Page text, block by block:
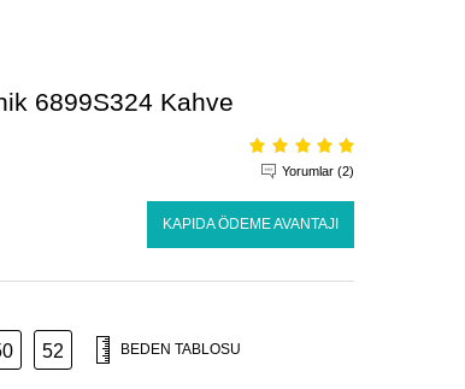
6899S324 Kahve
Yorumlar (2)
KAPIDA ÖDEME AVANTAJI
52 BEDEN TABLOSU